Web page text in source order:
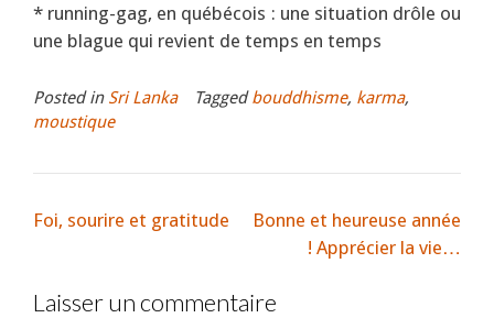
* running-gag, en québécois : une situation drôle ou
une blague qui revient de temps en temps
Posted in Sri Lanka Taggedbouddhisme, karma,
moustique
Foi, sourire et gratitude
Bonne et heureuse année
! Apprécier la vie…
Laisser un commentaire